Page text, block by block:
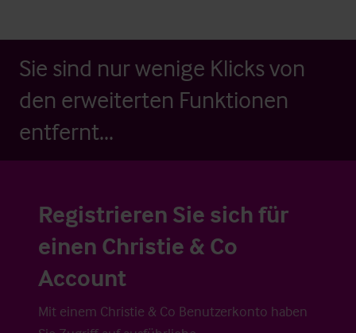
Sie sind nur wenige Klicks von
den erweiterten Funktionen
entfernt...
Registrieren Sie sich für
einen Christie & Co
Account
Mit einem Christie & Co Benutzerkonto haben